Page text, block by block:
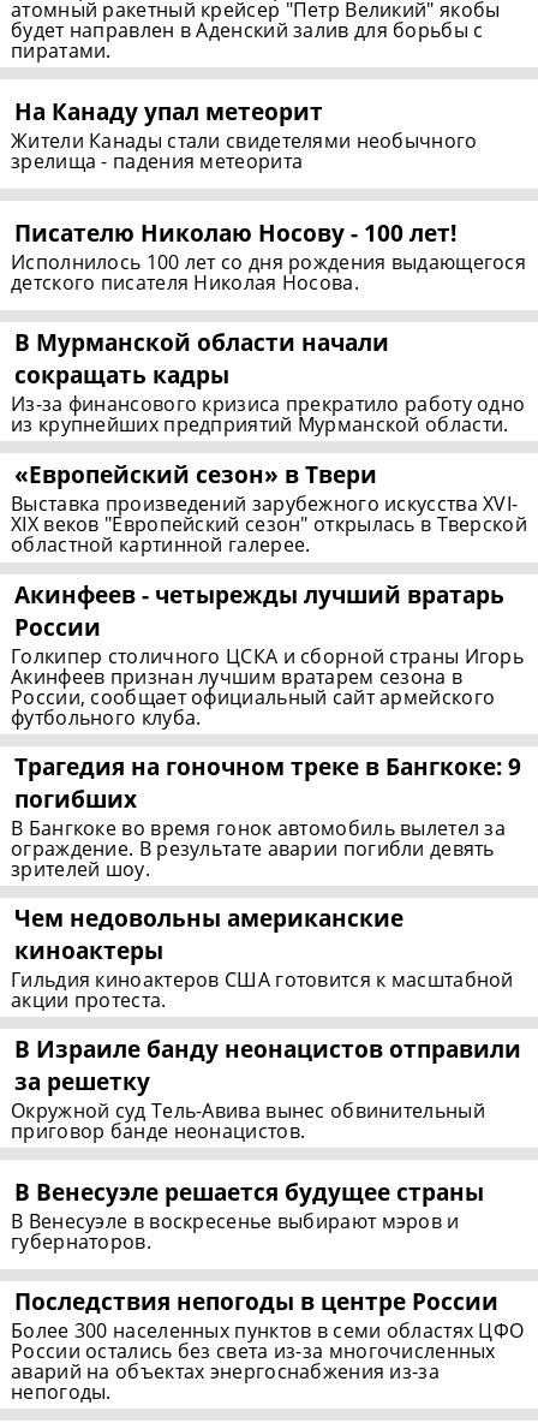
атомный ракетный крейсер "Петр Великий" якобы
будет направлен в Аденский залив для борьбы с
пиратами.
На Канаду упал метеорит
Жители Канады стали свидетелями необычного
зрелища - падения метеорита
Писателю Николаю Носову - 100 лет!
Исполнилось 100 лет со дня рождения выдающегося
детского писателя Николая Носова.
В Мурманской области начали
сокращать кадры
Из-за финансового кризиса прекратило работу одно
из крупнейших предприятий Мурманской области.
«Европейский сезон» в Твери
Выставка произведений зарубежного искусства XVI-
XIX веков "Европейский сезон" открылась в Тверской
областной картинной галерее.
Акинфеев - четырежды лучший вратарь
России
Голкипер столичного ЦСКА и сборной страны Игорь
Акинфеев признан лучшим вратарем сезона в
России, сообщает официальный сайт армейского
футбольного клуба.
Трагедия на гоночном треке в Бангкоке: 9
погибших
В Бангкоке во время гонок автомобиль вылетел за
ограждение. В результате аварии погибли девять
зрителей шоу.
Чем недовольны американские
киноактеры
Гильдия киноактeров США готовится к масштабной
акции протеста.
В Израиле банду неонацистов отправили
за решетку
Окружной суд Тель-Авива вынес обвинительный
приговор банде неонацистов.
В Венесуэле решается будущее страны
В Венесуэле в воскресенье выбирают мэров и
губернаторов.
Последствия непогоды в центре России
Более 300 населенных пунктов в семи областях ЦФО
России остались без света из-за многочисленных
аварий на объектах энергоснабжения из-за
непогоды.